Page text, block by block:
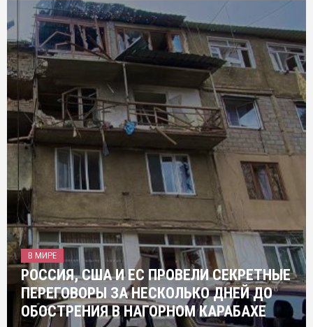
В МИРЕ
РОССИЯ, США И ЕС ПРОВЕЛИ СЕКРЕТНЫЕ
ПЕРЕГОВОРЫ ЗА НЕСКОЛЬКО ДНЕЙ ДО
ОБОСТРЕНИЯ В НАГОРНОМ КАРАБАХЕ